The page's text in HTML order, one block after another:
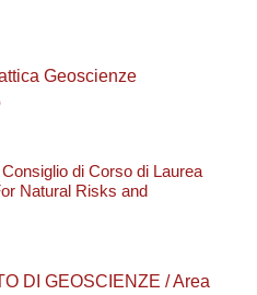
Geoscienze
di Corso di Laurea
Natural Risks and
DI GEOSCIENZE / Area